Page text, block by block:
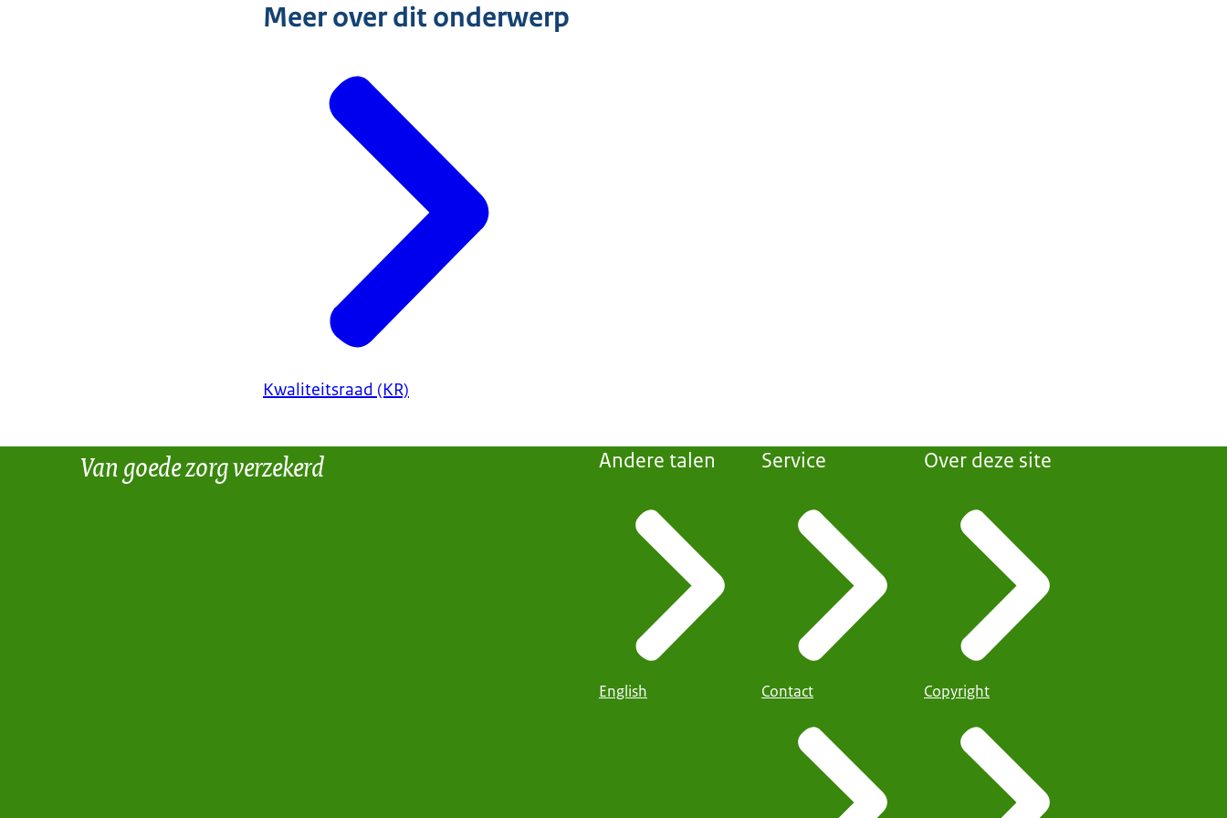
Meer over dit onderwerp
Kwaliteitsraad (KR)
Van goede zorg verzekerd Andere talen
English
Service
Contact
Over deze site
Copyright